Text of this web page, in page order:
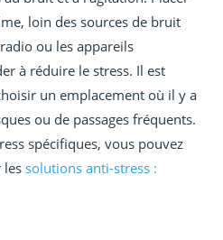
loin des sources de bruit
ou les appareils
à réduire le stress. Il est
un emplacement où il y a
ou de passages fréquents.
spécifiques, vous pouvez
les solutions anti-stress :